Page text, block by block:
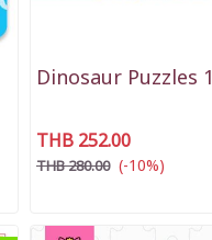
Dinosaur Puzzles 1
THB 252.00
THB 280.00 (-10%)